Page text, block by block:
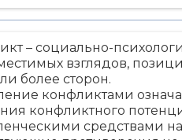
– социально-
взглядов,
более сторон.
конфликтами
конфликтного
средствами